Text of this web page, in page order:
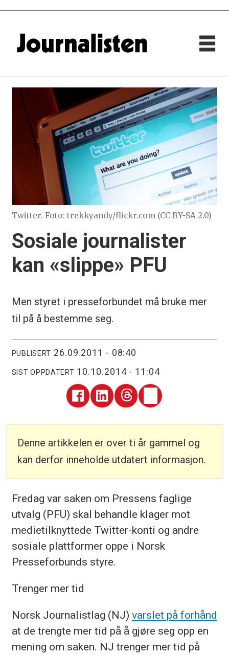
Twitter. Foto: trekkyandy/flickr.com (CC BY-SA 2.0)
Sosiale journalister
kan «slippe» PFU
Men styret i presseforbundet må bruke mer
til på å bestemme seg.
PUBLISERT 26.09.2011 - 08:40
SIST OPPDATERT 10.10.2014 - 11:04
Denne artikkelen er over ti år gammel og
kan derfor inneholde utdatert informasjon.
Fredag var saken om Pressens faglige
utvalg (PFU) skal behandle klager mot
medietilknyttede Twitter-konti og andre
sosiale plattformer oppe i Norsk
Presseforbunds styre.
Trenger mer tid
Norsk Journalistlag (NJ) varslet på forhånd
at de trengte mer tid på å gjøre seg opp en
mening om saken. NJ trenger mer tid på